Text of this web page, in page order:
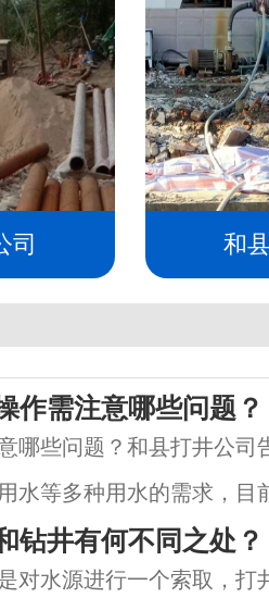
司 和
作需注意哪些问题？
哪些问题？和县打井公司
水等多种用水的需求，目
，只有能够成功完成操作
解决。不过在操作的时候
钻井有何不同之处？
对水源进行一个索取，打